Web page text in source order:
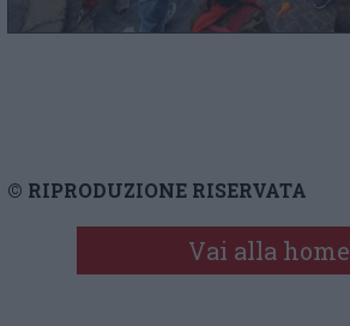
© RIPRODUZIONE RISERVATA
Vai alla home